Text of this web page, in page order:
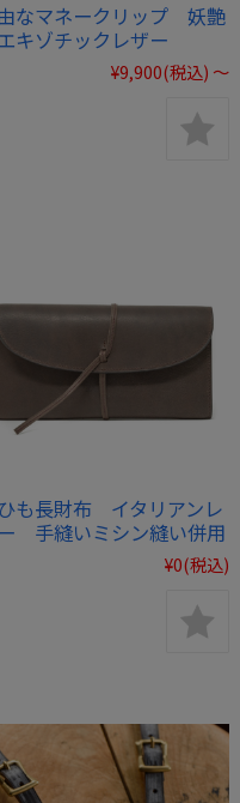
なマネークリップ 妖艶
キゾチックレザー
¥9,900(税込) ～
も長財布 イタリアンレ
手縫いミシン縫い併用
¥0(税込)